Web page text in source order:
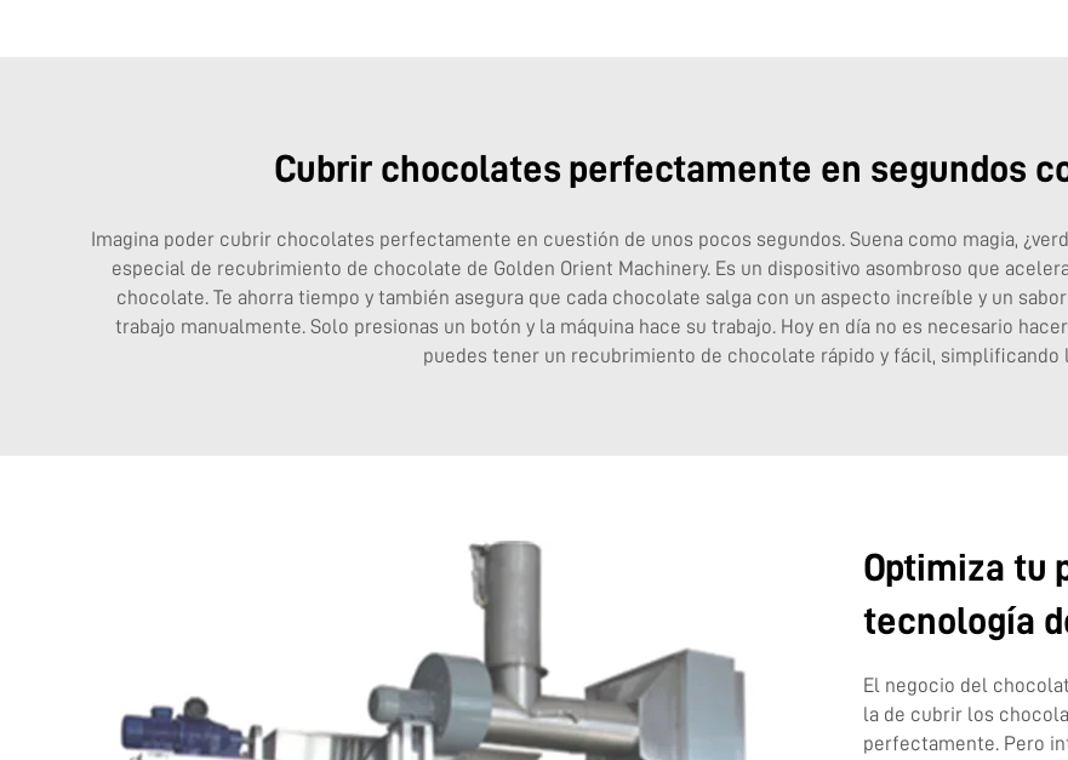
Cubrir chocolates perfectamente en segundos
Imagina poder cubrir chocolates perfectamente en cuestión de unos pocos segundos. Suena como magia,
especial de recubrimiento de chocolate de Golden Orient Machinery. Es un dispositivo asombroso que
chocolate. Te ahorra tiempo y también asegura que cada chocolate salga con un aspecto increíble y un
trabajo manualmente. Solo presionas un botón y la máquina hace su trabajo. Hoy en día no es necesario
puedes tener un recubrimiento de chocolate rápido y fácil, simplificando
Optimiza tu
tecnología
El negocio del
la de cubrir los
perfectamente. Pero